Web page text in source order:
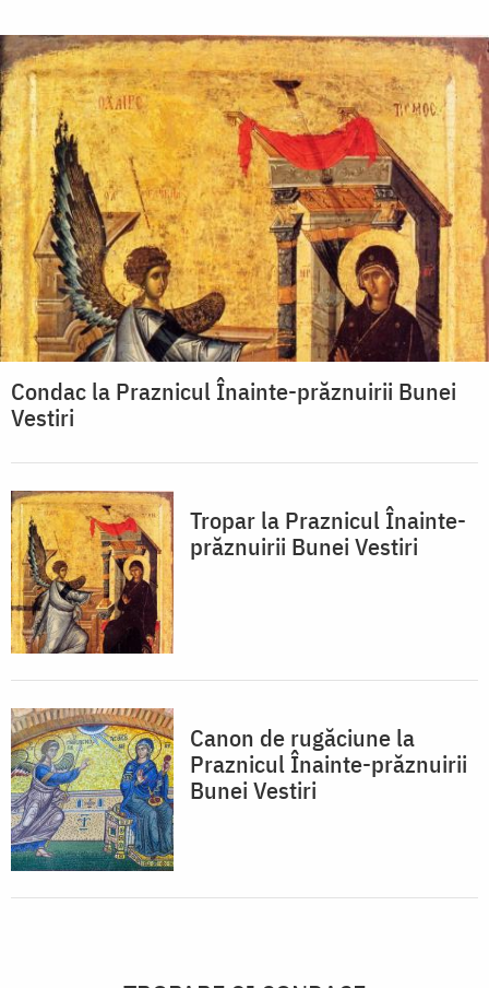
Condac la Praznicul Înainte-prăznuirii Bunei
Vestiri
Tropar la Praznicul Înainte-
prăznuirii Bunei Vestiri
Canon de rugăciune la
Praznicul Înainte-prăznuirii
Bunei Vestiri